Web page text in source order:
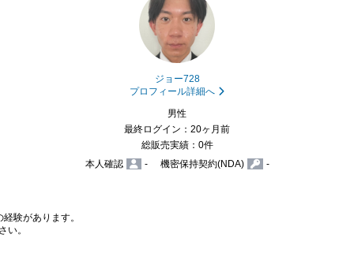
ジョー728
プロフィール詳細へ
男性
最終ログイン：20ヶ月前
総販売実績：0件
本人確認
- 機密保持契約(NDA) -
験があります。
い。